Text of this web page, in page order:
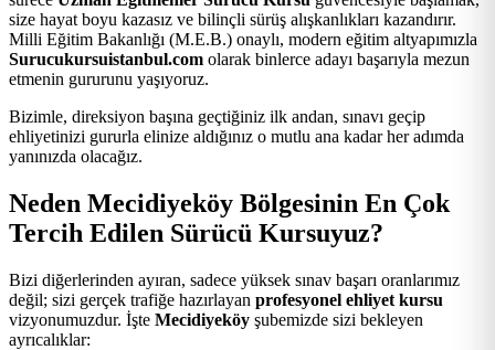
En
İyi
Ehliyet
Kursu
Dersi
size hayat boyu kazasız ve bilinçli sürüş alışkanlıkları kazandırır.
Milli Eğitim Bakanlığı (M.E.B.) onaylı, modern eğitim altyapımızla
Surucukursuistanbul.com olarak binlerce adayı başarıyla mezun
etmenin gururunu yaşıyoruz.
Bizimle, direksiyon başına geçtiğiniz ilk andan, sınavı geçip
ehliyetinizi gururla elinize aldığınız o mutlu ana kadar her adımda
yanınızda olacağız.
Neden Mecidiyeköy Bölgesinin En Çok
Tercih Edilen Sürücü Kursuyuz?
Bizi diğerlerinden ayıran, sadece yüksek sınav başarı oranlarımız
değil; sizi gerçek trafiğe hazırlayan profesyonel ehliyet kursu
vizyonumuzdur. İşte Mecidiyeköy şubemizde sizi bekleyen
ayrıcalıklar: